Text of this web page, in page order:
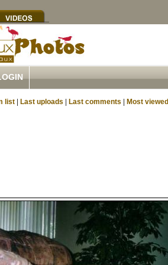
list Last uploads Last comments Most viewed